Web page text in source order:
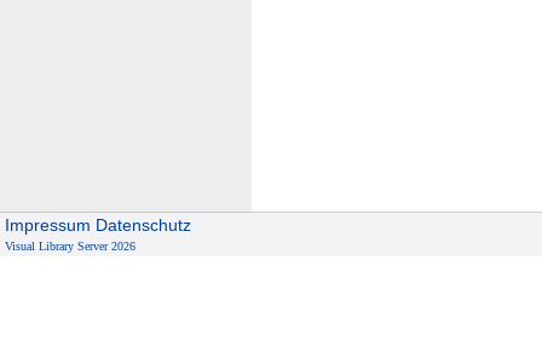
Impressum Datenschutz
Visual Library Server 2026